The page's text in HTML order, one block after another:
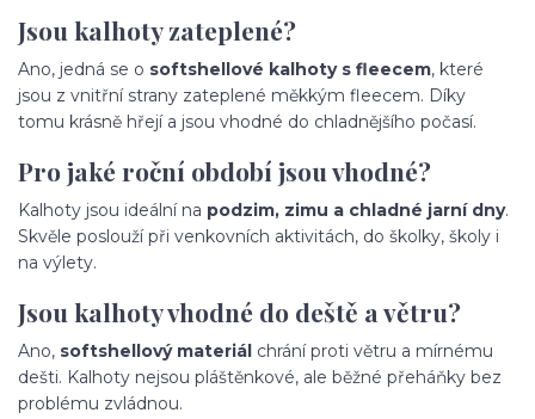
Jsou kalhoty zateplené?
Ano, jedná se o softshellové kalhoty s fleecem, které
jsou z vnitřní strany zateplené měkkým fleecem. Díky
tomu krásně hřejí a jsou vhodné do chladnějšího počasí.
Pro jaké roční období jsou vhodné?
Kalhoty jsou ideální na podzim, zimu a chladné jarní dny.
Skvěle poslouží při venkovních aktivitách, do školky, školy i
na výlety.
Jsou kalhoty vhodné do deště a větru?
Ano, softshellový materiál chrání proti větru a mírnému
dešti. Kalhoty nejsou pláštěnkové, ale běžné přeháňky bez
problému zvládnou.